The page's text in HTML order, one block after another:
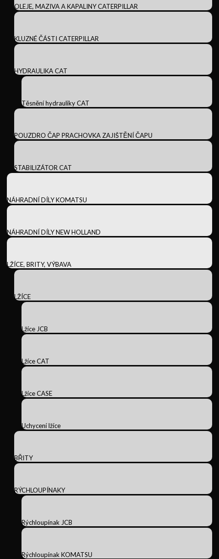
OLEJE, MAZIVA A KAPALINY CATERPILLAR
KLUZNÉ ČÁSTI CATERPILLAR
HYDRAULIKA CAT
Těsnění hydrauliky CAT
POUZDRO ČAP PRACHOVKA ZAJIŠTĚNÍ ČAPU
STABILIZÁTOR CAT
NÁHRADNÍ DÍLY KOMATSU
NÁHRADNÍ DÍLY NEW HOLLAND
LŽÍCE, BRITY, VÝBAVA
LŽÍCE
Lžíce JCB
Lžíce CAT
Lžíce CASE
Uchycení lžíce
BŘITY
RÝCHLOUPÍNAKY
Rýchloupínak JCB
Rýchloupínak KOMATSU